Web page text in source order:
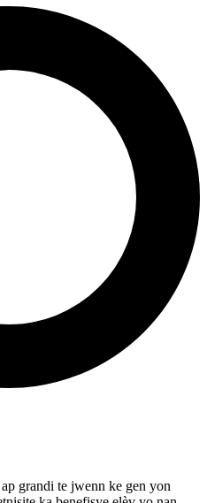
grandi te jwenn ke gen yon